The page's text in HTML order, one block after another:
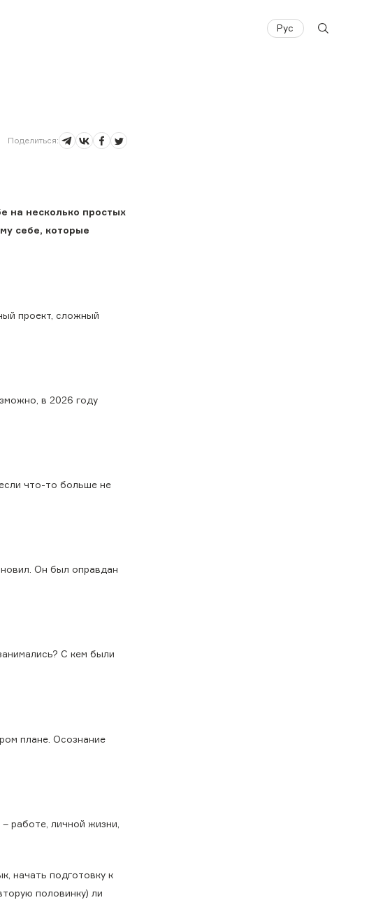
Рус
Поделиться:
на несколько простых
себе, которые
проект, сложный
в 2026 году
что-то больше не
Он был оправдан
С кем были
плане. Осознание
работе, личной жизни,
начать подготовку к
половинку) ли